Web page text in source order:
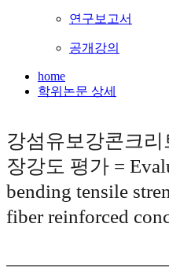
연구보고서
공개강의
home
학위논문 상세
강섬유보강콘크리
장강도 평가 =
bending tensile
fiber reinforced